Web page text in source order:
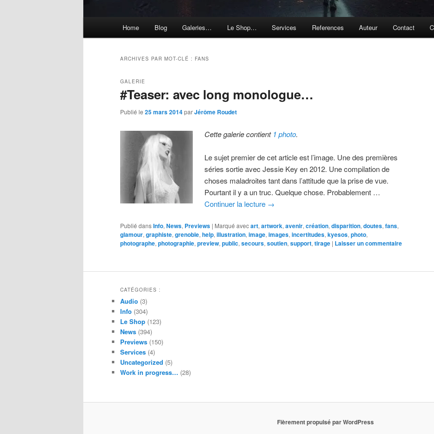
Home Blog Galeries… Le Shop… Services References Auteur Contact
ARCHIVES PAR MOT-CLÉ : FANS
#Teaser: avec long monologue…
GALERIE
Publié le 25 mars 2014parJérôme Roudet
Cette galerie contient 1 photo.
Le sujet premier de cet article est l’image. Une des premières
séries sortie avec Jessie Key en 2012. Une compilation de
choses maladroites tant dans l’attitude que la prise de vue.
Pourtant il y a un truc. Quelque chose. Probablement …
Continuer la lecture →
Publié dansInfo, News, Previews | Marqué avecart, artwork, avenir, création, disparition, doutes, fans,
glamour, graphiste, grenoble, help, illustration, image, images, incertitudes, kyesos, photo,
photographe, photographie, preview, public, secours, soutien, support, tirage | Laisser un commentaire
CATÉGORIES :
Audio (3)
Info (304)
Le Shop (123)
News (394)
Previews (150)
Services (4)
Uncategorized (5)
Work in progress… (28)
Fièrement propulsé par WordPress